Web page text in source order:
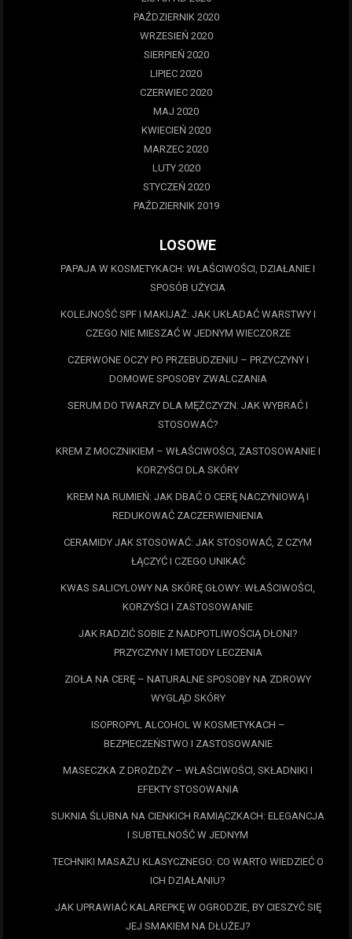
PAŹDZIERNIK 2020
WRZESIEŃ 2020
SIERPIEŃ 2020
LIPIEC 2020
CZERWIEC 2020
MAJ 2020
KWIECIEŃ 2020
MARZEC 2020
LUTY 2020
STYCZEŃ 2020
PAŹDZIERNIK 2019
LOSOWE
PAPAJA W KOSMETYKACH: WŁAŚCIWOŚCI, DZIAŁANIE I
SPOSÓB UŻYCIA
KOLEJNOŚĆ SPF I MAKIJAŻ: JAK UKŁADAĆ WARSTWY I
CZEGO NIE MIESZAĆ W JEDNYM WIECZORZE
CZERWONE OCZY PO PRZEBUDZENIU – PRZYCZYNY I
DOMOWE SPOSOBY ZWALCZANIA
SERUM DO TWARZY DLA MĘŻCZYZN: JAK WYBRAĆ I
STOSOWAĆ?
KREM Z MOCZNIKIEM – WŁAŚCIWOŚCI, ZASTOSOWANIE I
KORZYŚCI DLA SKÓRY
KREM NA RUMIEŃ: JAK DBAĆ O CERĘ NACZYNIOWĄ I
REDUKOWAĆ ZACZERWIENIENIA
CERAMIDY JAK STOSOWAĆ: JAK STOSOWAĆ, Z CZYM
ŁĄCZYĆ I CZEGO UNIKAĆ
KWAS SALICYLOWY NA SKÓRĘ GŁOWY: WŁAŚCIWOŚCI,
KORZYŚCI I ZASTOSOWANIE
JAK RADZIĆ SOBIE Z NADPOTLIWOŚCIĄ DŁONI?
PRZYCZYNY I METODY LECZENIA
ZIOŁA NA CERĘ – NATURALNE SPOSOBY NA ZDROWY
WYGLĄD SKÓRY
ISOPROPYL ALCOHOL W KOSMETYKACH –
BEZPIECZEŃSTWO I ZASTOSOWANIE
MASECZKA Z DROŻDŻY – WŁAŚCIWOŚCI, SKŁADNIKI I
EFEKTY STOSOWANIA
SUKNIA ŚLUBNA NA CIENKICH RAMIĄCZKACH: ELEGANCJA
I SUBTELNOŚĆ W JEDNYM
TECHNIKI MASAŻU KLASYCZNEGO: CO WARTO WIEDZIEĆ O
ICH DZIAŁANIU?
JAK UPRAWIAĆ KALAREPKĘ W OGRODZIE, BY CIESZYĆ SIĘ
JEJ SMAKIEM NA DŁUŻEJ?